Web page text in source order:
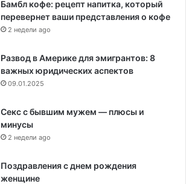
Бамбл кофе: рецепт напитка, который
перевернет ваши представления о кофе
2 недели ago
Развод в Америке для эмигрантов: 8
важных юридических аспектов
09.01.2025
Секс с бывшим мужем — плюсы и
минусы
2 недели ago
Поздравления с днем рождения
женщине